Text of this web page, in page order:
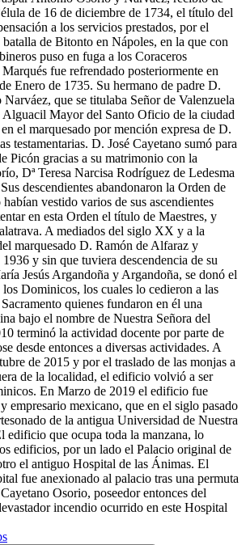
de 16 de diciembre de 1734, el título del
a los servicios prestados, por el
de Bitonto en Nápoles, en la que con
puso en fuga a los Coraceros
fue refrendado posteriormente en
Enero de 1735. Su hermano de padre D.
Narváez, que se titulaba Señor de Valenzuela
Alguacil Mayor del Santo Oficio de la ciudad
el marquesado por mención expresa de D.
testamentarias. D. José Cayetano sumó para
Picón gracias a su matrimonio con la
Dª Teresa Narcisa Rodríguez de Ledesma
descendientes abandonaron la Orden de
vestido varios de sus ascendientes
en esta Orden el título de Maestres, y
A mediados del siglo XX y a la
marquesado D. Ramón de Alfaraz y
y sin que tuviera descendencia de su
Jesús Argandoña y Argandoña, se donó el
Dominicos, los cuales lo cedieron a las
quienes fundaron en él una
bajo el nombre de Nuestra Señora del
terminó la actividad docente por parte de
desde entonces a diversas actividades. A
de 2015 y por el traslado de las monjas a
de la localidad, el edificio volvió a ser
En Marzo de 2019 el edificio fue
empresario mexicano, que en el siglo pasado
de la antigua Universidad de Nuestra
edificio que ocupa toda la manzana, lo
edificios, por un lado el Palacio original de
el antiguo Hospital de las Ánimas. El
fue anexionado al palacio tras una permuta
Osorio, poseedor entonces del
incendio ocurrido en este Hospital